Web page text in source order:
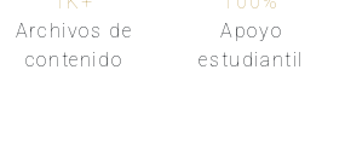
Archivos de
contenido
Apoyo
estudiantil